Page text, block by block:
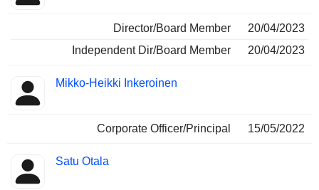
Director/Board Member
20/04/2023
Independent Dir/Board Member
20/04/2023
Mikko-Heikki Inkeroinen
Corporate Officer/Principal 15/05/2022
Satu Otala